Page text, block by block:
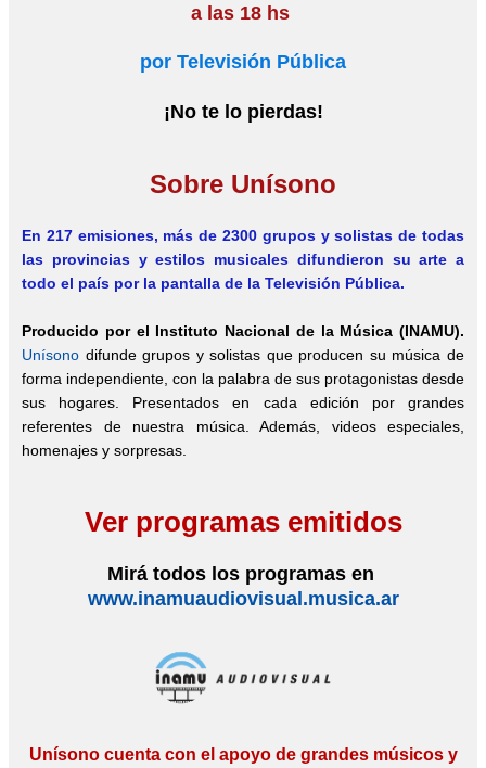
a las 18 hs
por Televisión Pública
¡No te lo pierdas!
Sobre Unísono
En 217 emisiones, más de 2300 grupos y solistas de todas
las provincias y estilos musicales difundieron su arte a
todo el país por la pantalla de la Televisión Pública.
Producido por el Instituto Nacional de la Música (INAMU).
Unísono difunde grupos y solistas que producen su música de
forma independiente, con la palabra de sus protagonistas desde
sus hogares. Presentados en cada edición por grandes
referentes de nuestra música. Además, videos especiales,
homenajes y sorpresas.
Ver programas emitidos
Mirá todos los programas en
www.inamuaudiovisual.musica.ar
Unísono cuenta con el apoyo de grandes músicos y